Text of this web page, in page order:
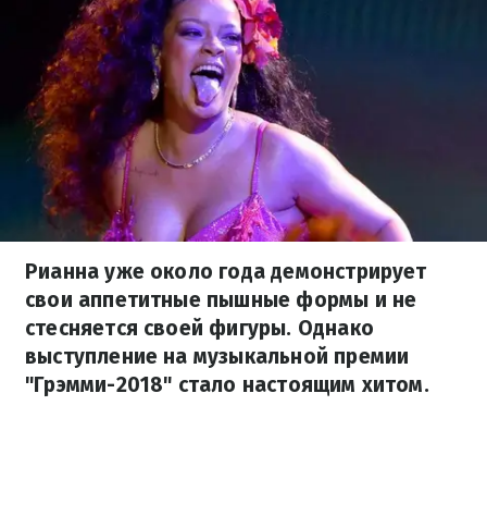
Рианна уже около года демонстрирует
свои аппетитные пышные формы и не
стесняется своей фигуры. Однако
выступление на музыкальной премии
"Грэмми-2018" стало настоящим хитом.